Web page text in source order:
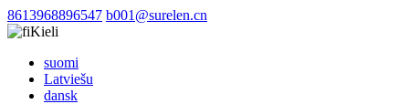
8613968896547 b001@surelen.cn
Kieli
suomi
Latviešu
dansk